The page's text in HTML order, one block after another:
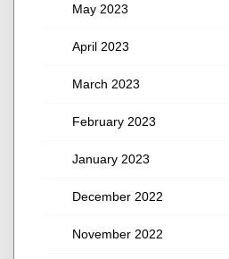
May 2023
April 2023
March 2023
February 2023
January 2023
December 2022
November 2022